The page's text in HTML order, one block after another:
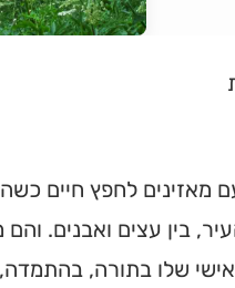
מאזינים לחפץ חיים
בין עצים ואבנים.
שלו בתורה,